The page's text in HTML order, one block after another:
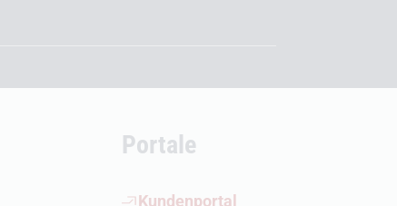
Portale
Kundenportal
(Öffnet externen Link)